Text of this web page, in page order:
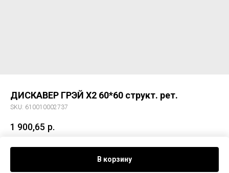
ДИСКАВЕР ГРЭЙ Х2 60*60 структ. рет.
SKU: 610010002737
1 900,65 р.
В корзину
Керам. гранит ДИСКАВЕР ГРЭЙ Х2 60*60 структ. рет.